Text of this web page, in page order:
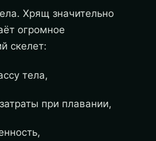
Хрящ значительно
огромное
скелет:
тела,
при плавании,